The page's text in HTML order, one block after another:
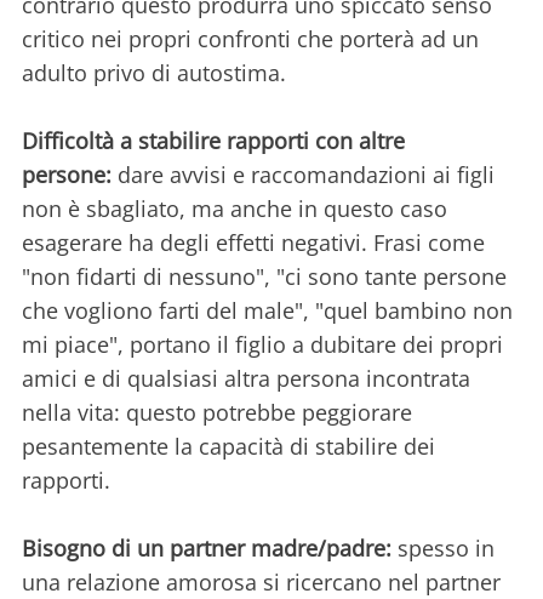
critico nei propri confronti che porterà ad un
adulto privo di autostima.
Difficoltà a stabilire rapporti con altre
persone: dare avvisi e raccomandazioni ai figli
non è sbagliato, ma anche in questo caso
esagerare ha degli effetti negativi. Frasi come
"non fidarti di nessuno", "ci sono tante persone
che vogliono farti del male", "quel bambino non
mi piace", portano il figlio a dubitare dei propri
amici e di qualsiasi altra persona incontrata
nella vita: questo potrebbe peggiorare
pesantemente la capacità di stabilire dei
rapporti.
Bisogno di un partner madre/padre: spesso in
una relazione amorosa si ricercano nel partner